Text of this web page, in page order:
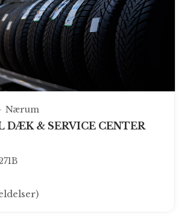
Nærum
DÆK & SERVICE CENTER